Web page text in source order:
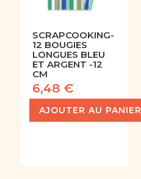
SCRAPCOOKING-
12 BOUGIES
LONGUES BLEU
ET ARGENT -12
CM
6,48 €
AJOUTER AU PANIER